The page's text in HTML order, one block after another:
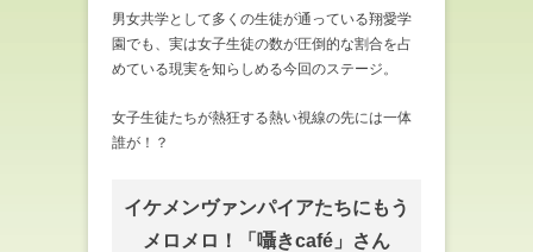
男女共学として多くの生徒が通っている翔愛学
園でも、実は女子生徒の数が圧倒的な割合を占
めている現実を知らしめる今回のステージ。
女子生徒たちが熱狂する熱い視線の先には一体
誰が！？
イケメンヴァンパイアたちにもう
メロメロ！「囁きcafé」さん